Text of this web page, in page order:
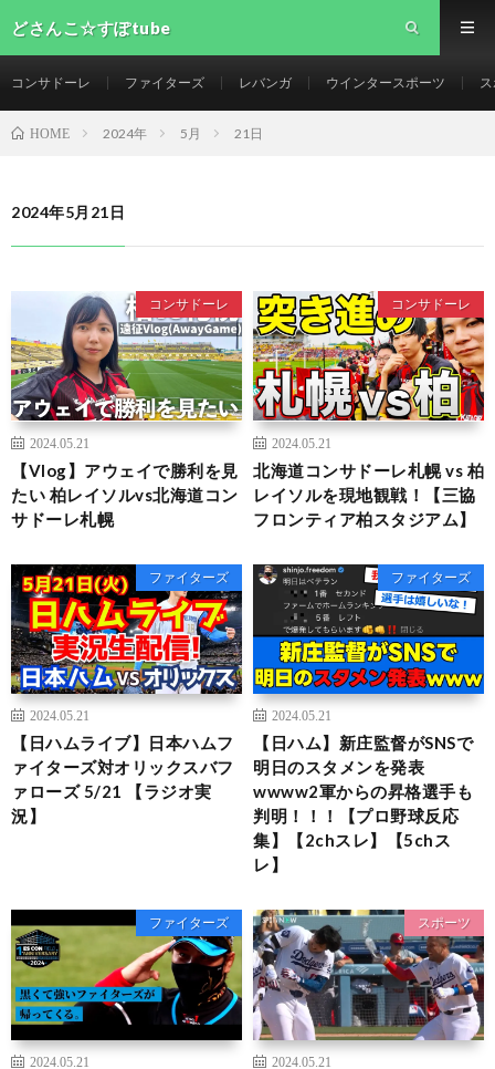
どさんこ☆すぽtube
コンサドーレ ファイターズ レバンガ ウインタースポーツ
HOME 2024年 5月 21日
2024年5月21日
コンサドーレ
2024.05.21
【Vlog】アウェイで勝利を見
たい 柏レイソルvs北海道コン
サドーレ札幌
コンサドーレ
2024.05.21
北海道コンサドーレ札幌 vs 柏
レイソルを現地観戦！【三協
フロンティア柏スタジアム】
ファイターズ
2024.05.21
【日ハムライブ】日本ハムフ
ァイターズ対オリックスバフ
ァローズ 5/21 【ラジオ実
況】
ファイターズ
2024.05.21
【日ハム】新庄監督がSNSで
明日のスタメンを発表
wwww2軍からの昇格選手も
判明！！！【プロ野球反応
集】【2chスレ】【5chス
レ】
ファイターズ
2024.05.21
スポーツ
2024.05.21